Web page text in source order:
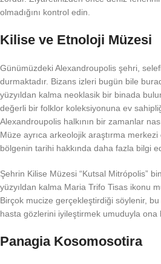
olmadığını kontrol edin.
Kilise ve Etnoloji Müzesi
Günümüzdeki Alexandroupolis şehri,
durmaktadır. Bizans izleri bugün bile
yüzyıldan kalma neoklasik bir binada
değerli bir folklor koleksiyonuna ev
Alexandroupolis halkının bir zamanlar
Müze ayrıca arkeolojik araştırma
bölgenin tarihi hakkında daha fazla bilgi
Şehrin Kilise Müzesi “Kutsal Mitrópolis”
yüzyıldan kalma Maria Trifo Tisas ikonu
Birçok mucize gerçekleştirdiği söylenir,
hasta gözlerini iyileştirmek umuduyla ona
Panagia Kosomosotira